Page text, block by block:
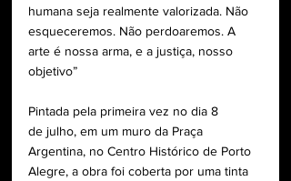
humana seja realmente valorizada. Não
esqueceremos. Não perdoaremos. A
arte é nossa arma, e a justiça, nosso
objetivo”
Pintada pela primeira vez no dia 8
de julho, em um muro da Praça
Argentina, no Centro Histórico de Porto
Alegre, a obra foi coberta por uma tinta